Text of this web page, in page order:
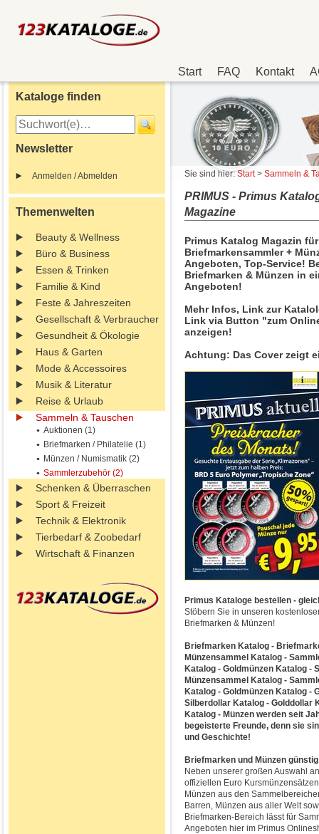
Start FAQ Kontakt
Kataloge finden
Newsletter
Anmelden / Abmelden
Themenwelten
Beauty & Wellness
Büro & Business
Essen & Trinken
Familie & Kind
Feste & Jahreszeiten
Gesellschaft & Verbraucher
Gesundheit & Ökologie
Haus & Garten
Mode & Accessoires
Musik & Literatur
Reise & Urlaub
Sammeln & Tauschen
Auktionen (1)
Briefmarken / Philatelie (1)
Münzen / Numismatik (2)
Sammlerzubehör (2)
Schenken & Überraschen
Sport & Freizeit
Technik & Elektronik
Tierbedarf & Zoobedarf
Wirtschaft & Finanzen
Sie sind hier: Start> Sammeln &
PRIMUS - Primus
Magazine
Primus Katalog Magazin
Briefmarkensammler +
Angeboten, Top-Service!
Briefmarken & Münzen in
Angeboten!
Mehr Infos, Link zur
Link via Button "zum
anzeigen!
Achtung: Das Cover zeigt
Primus Kataloge bestellen -
Stöbern Sie in unseren
Briefmarken & Münzen!
Briefmarken Katalog -
Münzensammel Katalog -
Katalog - Goldmünzen Katalog -
Münzensammel Katalog -
Katalog - Goldmünzen Katalog -
Silberdollar Katalog - Golddollar
Katalog - Münzen werden seit
begeisterte Freunde, denn sie
und Geschichte!
Briefmarken und Münzen
Neben unserer großen Auswahl
offiziellen Euro
Münzen aus den
Barren, Münzen aus aller Welt
Briefmarken-Bereich lässt für
Angeboten hier im Primus